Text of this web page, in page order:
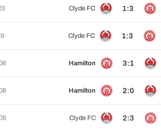
Clyde FC 1:3
Clyde FC 1:3
Hamilton 3:1
Hamilton 2:0
Clyde FC 2:3